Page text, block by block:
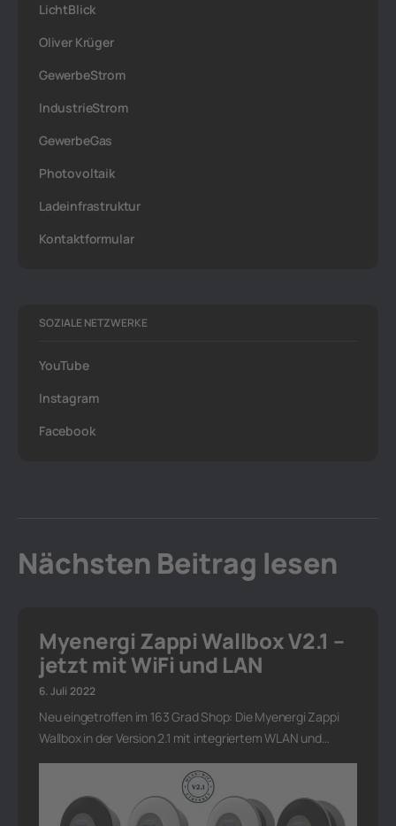
LichtBlick
Oliver Krüger
GewerbeStrom
IndustrieStrom
GewerbeGas
Photovoltaik
Ladeinfrastruktur
Kontaktformular
SOZIALE NETZWERKE
YouTube
Instagram
Facebook
Nächsten Beitrag lesen
Myenergi Zappi Wallbox V2.1 –
jetzt mit WiFi und LAN
6. Juli 2022
Neu eingetroffen im 163 Grad Shop: Die Myenergi Zappi
Wallbox in der Version 2.1 mit integriertem WLAN und…